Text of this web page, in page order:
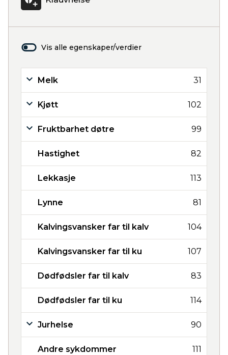
Vis alle egenskaper/verdier
Melk 31
Kjøtt 102
Fruktbarhet døtre 99
Hastighet 82
Lekkasje 113
Lynne 81
Kalvingsvansker far til kalv 104
Kalvingsvansker far til ku 107
Dødfødsler far til kalv 83
Dødfødsler far til ku 114
Jurhelse 90
Andre sykdommer 111